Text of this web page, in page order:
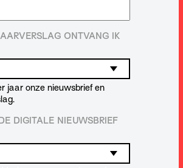
ONTVANG IK
jaar onze nieuwsbrief en
DIGITALE NIEUWSBRIEF